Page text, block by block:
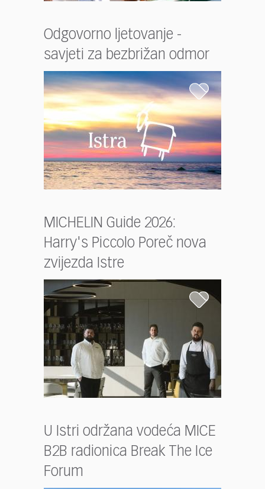
Odgovorno ljetovanje -
savjeti za bezbrižan odmor
MICHELIN Guide 2026:
Harry's Piccolo Poreč nova
zvijezda Istre
U Istri održana vodeća MICE
B2B radionica Break The Ice
Forum